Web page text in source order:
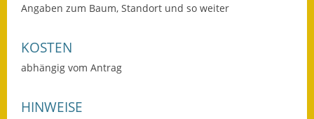
Notruftafel
Angaben zum Baum, Standort und so weiter
KOSTEN
abhängig vom Antrag
HINWEISE